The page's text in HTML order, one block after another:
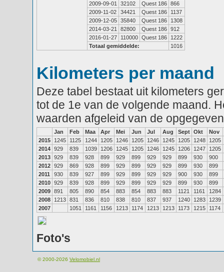
2009-09-01
32102 Quest 186 866
2009-11-02
34421 Quest 186
1137
2009-12-05 35840 Quest 186
1308
2014-03-21
82800 Quest 186 912
2016-01-27
110000 Quest 186
1222
Totaal gemiddelde:
1016
Kilometers per maand
Deze tabel bestaat uit kilometers
tot de 1e van de volgende maand.
waarden afgeleid van de
Jan Feb Maa Apr Mei Jun Jul Aug Sept Okt
Nov
2015
1245 1125 1244 1205 1246 1205 1246 1245 1205 1248
1205
2014 929 839 1039 1206 1245 1205 1246 1245 1206 1247
1205
2013 929 839 928 899 929 899 929 929 899 930
900
2012 929 869 928 899 929 899 929 929 899 930
899
2011
930 839 927 899 929 899 929 929 900 930
899
2010 929 839 928 899 929 899 929 929 899 930
899
2009 891 805 890 854 883 854 883 883 1121 1161
1284
2008
1213 831 836 810 838 810 837 937 1240 1283
1239
2007
1051 1161 1156 1213 1174 1213 1213 1173 1215 1174
Foto's
© 2000-2026 Velomobiel.nl